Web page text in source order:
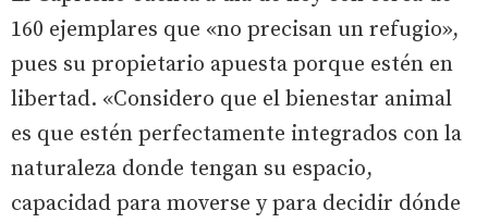
160 ejemplares que «no precisan un refugio»,
pues su propietario apuesta porque estén en
libertad. «Considero que el bienestar animal
es que estén perfectamente integrados con la
naturaleza donde tengan su espacio,
capacidad para moverse y para decidir dónde